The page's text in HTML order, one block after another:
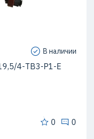
В наличии
4-ТВ3-Р1-Е
0 0